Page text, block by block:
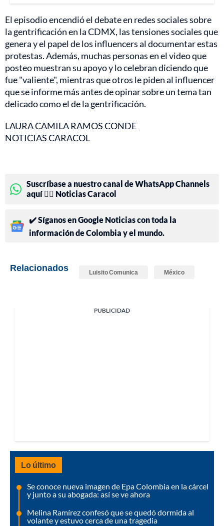
El episodio encendió el debate en redes sociales sobre
la gentrificación en la CDMX, las tensiones sociales que
genera y el papel de los influencers al documentar estas
protestas. Además, muchas personas en el video que
posteo muestran su apoyo y lo celebran diciendo que
fue "valiente", mientras que otros le piden al influencer
que se informe más antes de opinar sobre un tema tan
delicado como el de la gentrificación.
LAURA CAMILA RAMOS CONDE
NOTICIAS CARACOL
Suscríbase a nuestro canal de WhatsApp Channels
aquí 👉🏻 Noticias Caracol
✔️ Síganos en Google Noticias con toda la
información de Colombia y el mundo.
Relacionados Luisito Comunica México
PUBLICIDAD
Lo último
Se conoce nueva imagen de Epa Colombia en la cárcel
y junto a su abogada: así se ve ahora
Melina Ramírez confesó que se quedó dormida al
volante y estuvo cerca de una tragedia